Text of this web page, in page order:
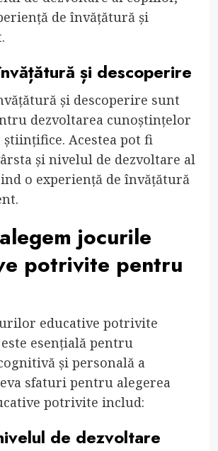
de învățătură și
și descoperire
și descoperire sunt
dezvoltarea cunoștințelor
Acestea pot fi
și nivelul de dezvoltare al
o experiență de învățătură
jocurile
potrivite pentru
educative potrivite
esențială pentru
și personală a
sfaturi pentru alegerea
potrivite includ:
de dezvoltare